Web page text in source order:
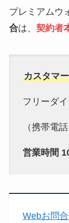
プレミアムウ
合は、 契約者
カスタマ
フリーダイ
（携帯電話
営業時間​
Webお問